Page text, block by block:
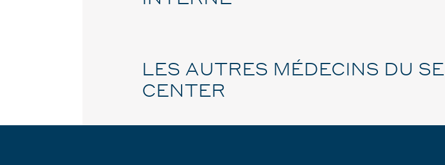
LES AUTRES MÉDECINS DU
CENTER